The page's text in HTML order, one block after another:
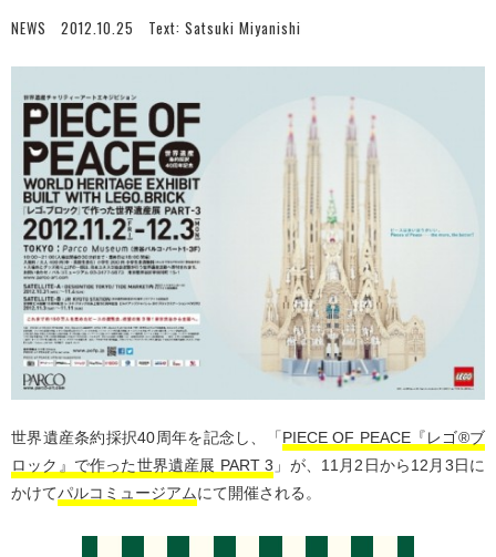
NEWS 2012.10.25 Text: Satsuki Miyanishi
世界遺産条約採択40周年を記念し、「PIECE OF PEACE『レゴ®ブ
ロック』で作った世界遺産展 PART 3 」が、11月2日から12月3日に
かけてパルコミュージアムにて開催される。